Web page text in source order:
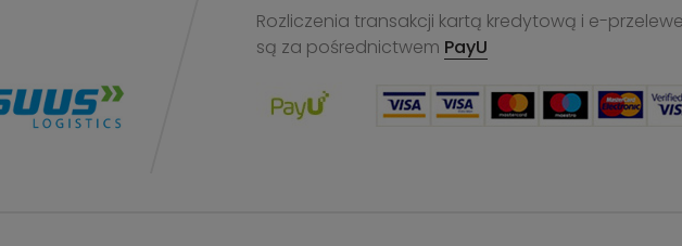
Rozliczenia transakcji kartą kredytową i e-
są za pośrednictwem PayU